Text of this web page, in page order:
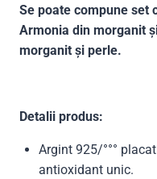
Se poate compune set
Armonia din morganit
morganit și perle.
Detalii produs:
Argint 925/°°°
antioxidant unic.